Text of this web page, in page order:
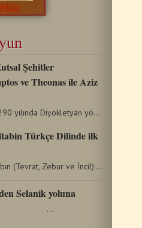
Şehitler
ve Theonas ile Aziz
Şehitler 290 yılında Diyokletyan yönetiminde acı çektiler.…
Türkçe Dilinde ilk
Kutsal Kitabın (Tevrat, Zebur ve İncil) ilk çevirisi malumunuz…
Selanik yoluna